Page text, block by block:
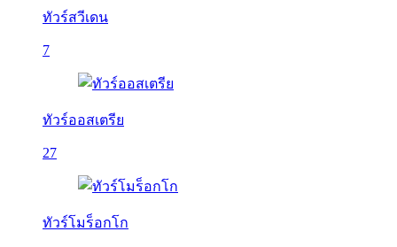
ทัวร์สวีเดน
7
ทัวร์ออสเตรีย
27
ทัวร์โมร็อกโก